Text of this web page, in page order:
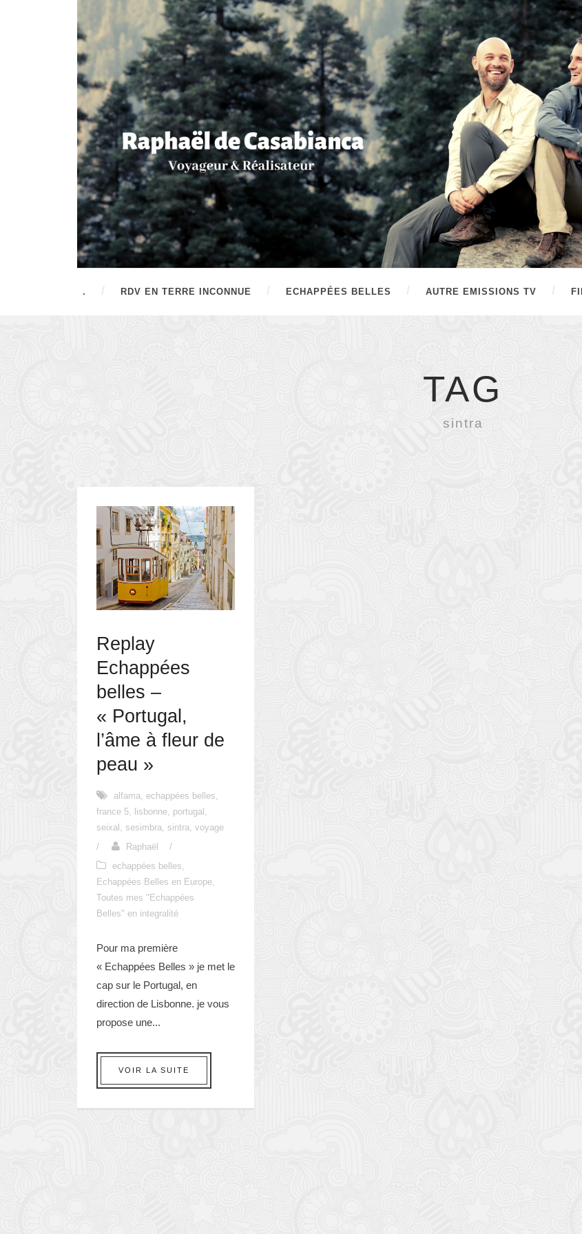
. RDV EN TERRE INCONNUE ECHAPPÉES BELLES AUTRE EMISSIONS TV
TAG
sintra
Replay
Echappées
belles –
« Portugal,
l’âme à fleur de
peau »
alfama echappées belles
france 5
lisbonne portugal
seixal
sesimbra sintra voyage
/
Raphaël
/
echappées belles
Echappées Belles en Europe
Toutes mes "Echappées
Belles" en integralité
Pour ma première
« Echappées Belles » je met le
cap sur le Portugal, en
direction de Lisbonne. je vous
propose une...
VOIR LA SUITE